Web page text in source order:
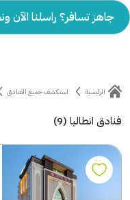
جاهز تسافر؟ راسلنا الآن
الرئيسية استكشف جميع الفنادق
فنادق انطاليا (9)